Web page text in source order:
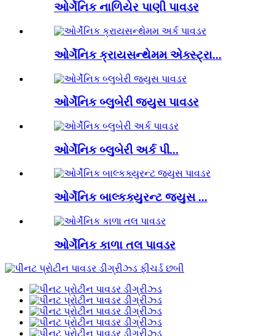
ઓર્ગેનિક નાળિયેર પાણી પાવડર
ઓર્ગેનિક ક્રાયસન્થેમમ એક્સ્ટ્રા...
ઓર્ગેનિક બ્લુબેરી જ્યુસ પાવડર
ઓર્ગેનિક બ્લુબેરી અર્ક પી...
ઓર્ગેનિક બાલ્કક્યુરન્ટ જ્યુસ ...
ઓર્ગેનિક કાળા તલ પાવડર